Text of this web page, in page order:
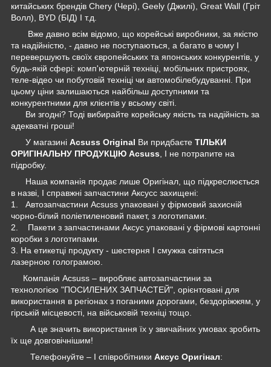
китайських брендів Chery (Чері), Geely (Джилі), Great Wall (Гріт
Волл), BYD (БІД) І т.д.
Вже давно всім відомо, що корейські виробники, за якістю
та надійністю, - давно не поступаються, а багато в чому І
перевершують своїх європейських та японських конкурентів, у
будь-якій сфері: комп'ютерній техніці, мобільних пристроях,
теле-відео чи побутовій техніці чи автомобілебудуванні. При
цьому ціни залишаються найбільш доступними та
конкурентними для клієнтів у всьому світі.
Ви згодні? Тоді вибирайте корейську якість та надійність за
адекватні гроші!
У магазині Acsuss Original Ви придбаєте ТІЛЬКИ
ОРИГІНАЛЬНУ ПРОДУКЦІЮ Acsuss , І не потрапите на
підробку.
Наша компанія продає лише Оригінал, що підкреслюється
в назві, І справжні запчастини Аксусс захищені:
1. Автозапчастини Acsuss упаковані у фірмовий захисній
чорно-білий поліетиленовий пакет, з логотипами.
2. Пакети з запчастинами Аксус упаковані у фірмові картонні
коробки з логотипами.
3. На етикетці продукту - шестерня І смужка світяться
лазерною голограмою.
Компанія Acsuss – виробляє автозапчастини за
технологією "ПОСИЛЕНИХ ЗАПЧАСТЕЙ", орієнтовані для
використання в регіонах з поганими дорогами, бездоріжжям, у
гірській місцевості, на військовій техніці тощо.
А це значить використання їх у звичайних умовах зробить
їх ще довговічнішим!
Телефонуйте – І співробітники Аксус Оригінал: